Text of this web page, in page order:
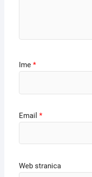
Ime *
Email *
Web stranica